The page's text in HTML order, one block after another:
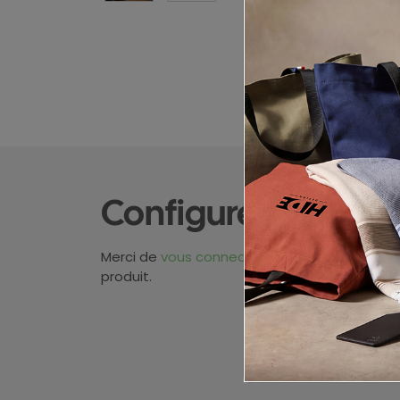
Configurez votre
Merci devous connecter
pour pouvoir
produit.